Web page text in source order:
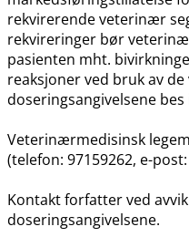
rekvirerende veterinær
rekvireringer bør
pasienten mht.
reaksjoner ved bruk av
doseringsangivelsene
Veterinærmedisinsk
(telefon: 97159262, e-
Kontakt forfatter ved
doseringsangivelsene.